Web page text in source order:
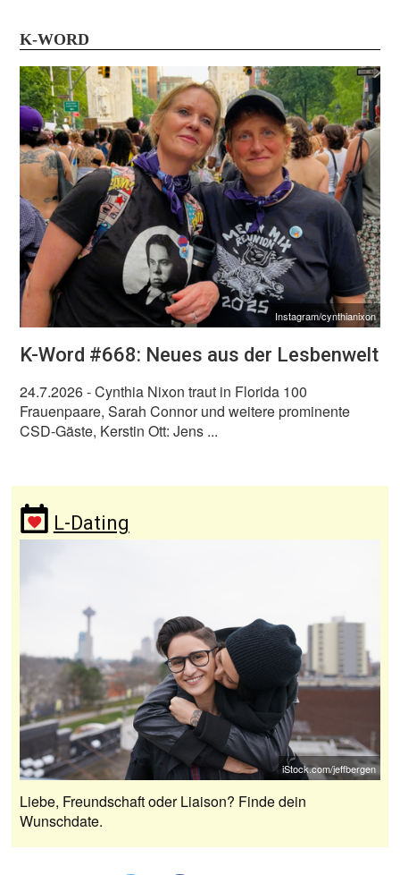
K-WORD
Instagram/cynthianixon
K-Word #668: Neues aus der Lesbenwelt
24.7.2026- Cynthia Nixon traut in Florida 100
Frauenpaare, Sarah Connor und weitere prominente
CSD-Gäste, Kerstin Ott: Jens ...
L-Dating
iStock.com/jeffbergen
Liebe, Freundschaft oder Liaison? Finde dein
Wunschdate.